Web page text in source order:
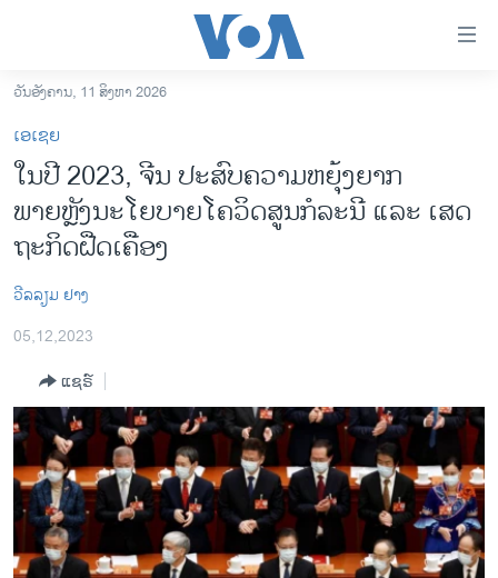
ເຂົ້າ
ຫາ
ຂ້າມ
ຂ້າມ
ຂ້າມ
ໄປ
ຫາ
ຊອກ
ລາວ
ອາເມຣິກາ
ການເລືອກຕັ້ງ ປະທານາທີບໍດີ ສະຫະລັດ 2024
ໂລກ
ອິດສະຫຼະພາບດ້ານການຂ່າວ
ຊີວິດຊາວລາວ
ຊຸມຊົນຊາວລາວ
ວິທະຍາສາດ-ເທັກໂນໂລຈີ
ທຸລະກິດ
ວັນອັງຄານ, 11 ສິງຫາ 2026
ເອເຊຍ
ໃນ​ປີ 2023, ຈີນ ປະ​ສົບ​ຄວາມ​ຫຍຸ້ງ​ຍາກ​
ພາຍຫຼັງ​ນະ​ໂຍ​ບາຍ​ໂຄວິດ​ສູນ​ກໍ​ລະ​ນີ ແລະ ເສດ​
ຖະ​ກິດ​ຝືດ​ເຄືອງ
ວີລລຽມ ຢາງ
05,12,2023
ແຊຣ໌